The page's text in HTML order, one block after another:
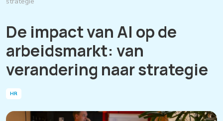
De impact van AI op de
arbeidsmarkt: van
verandering naar strategie
HR